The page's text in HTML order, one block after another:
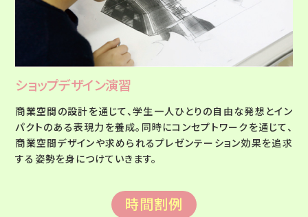
ショップデザイン演習
商業空間の設計を通じて、学生一人ひとりの自由な発想とイン
パクトのある表現力を養成。同時にコンセプトワークを通じて、
商業空間デザインや求められるプレゼンテーション効果を追求
する姿勢を身につけていきます。
時間割例